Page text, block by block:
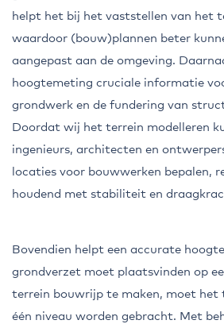
helpt het bij het vaststellen van het
waardoor (bouw)plannen beter
aangepast aan de omgeving.
hoogtemeting cruciale informatie
grondwerk en de fundering van
Doordat wij het terrein modelleren
ingenieurs, architecten en
locaties voor bouwwerken bepalen,
houdend met stabiliteit en
Bovendien helpt een accurate
grondverzet moet plaatsvinden op
terrein bouwrijp te maken, moet het
één niveau worden gebracht. Met